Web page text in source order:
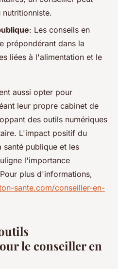
: Les conseils en
prépondérant dans la
liées à l'alimentation et le
aussi opter pour
leur propre cabinet de
des outils numériques
L'impact positif du
santé publique et les
l'importance
plus d'informations,
sante.com/conseiller-en-
le conseiller en